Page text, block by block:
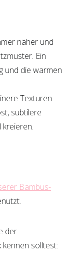
näher und
Ein
und die warmen
Texturen
subtilere
Bambus-
der
solltest: